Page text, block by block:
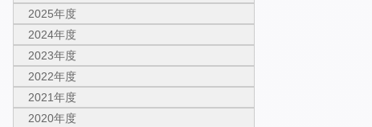
2025年度
2024年度
2023年度
2022年度
2021年度
2020年度